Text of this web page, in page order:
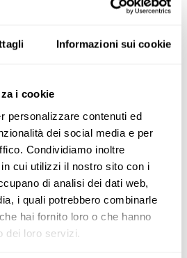
Informazioni sui cookie
i cookie
personalizzare contenuti ed
dei social media e per
Condividiamo inoltre
cui utilizzi il nostro sito con i
di analisi dei dati web,
i quali potrebbero combinarle
hai fornito loro o che hanno
dei loro servizi.